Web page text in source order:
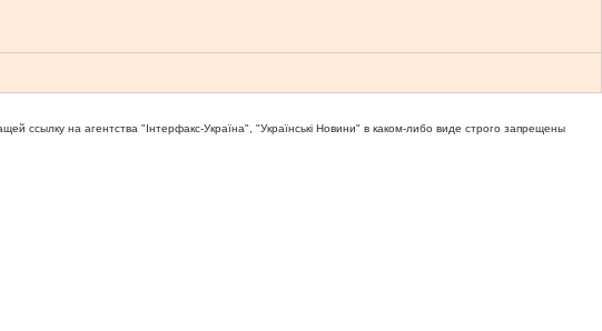
ссылку на агентства "Iнтерфакс-Україна", "Українськi Новини" в каком-либо виде строго запрещены